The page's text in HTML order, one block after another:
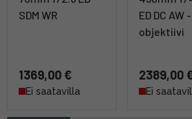
SDM WR
1369,00 €
Ei saatavilla
ED DC AW -
objektiivi
2389,00
Ei